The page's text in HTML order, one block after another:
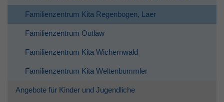
Familienzentrum Kita Regenbogen, Laer
Familienzentrum Outlaw
Familienzentrum Kita Wichernwald
Familienzentrum Kita Weltenbummler
Angebote für Kinder und Jugendliche